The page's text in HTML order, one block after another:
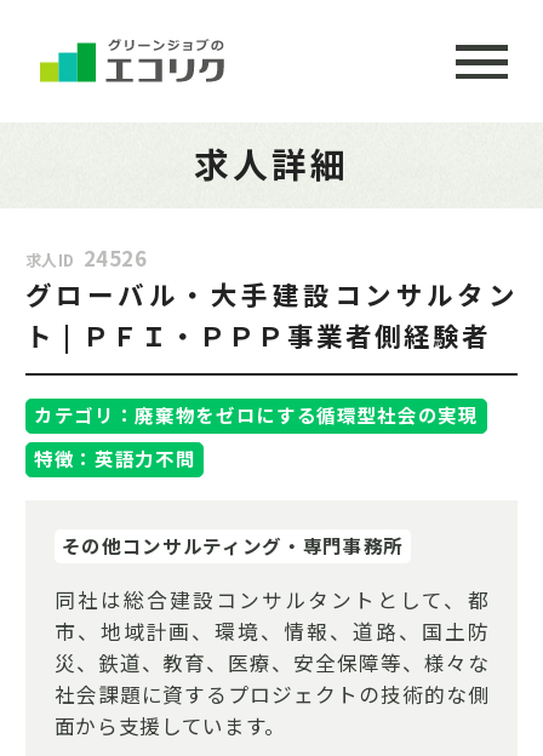
求人詳細
求人ID 24526
グローバル・大手建設コンサルタン
ト | ＰＦＩ・ＰＰＰ事業者側経験者
カテゴリ：廃棄物をゼロにする循環型社会の実現
特徴：英語力不問
その他コンサルティング・専門事務所
同社は総合建設コンサルタントとして、都
市、地域計画、環境、情報、道路、国土防
災、鉄道、教育、医療、安全保障等、様々な
社会課題に資するプロジェクトの技術的な側
面から支援しています。